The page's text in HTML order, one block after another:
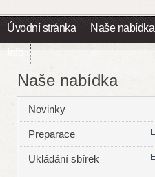
Úvodní stránka Naše nabídka
Info
Naše nabídka
Novinky
Preparace
Ukládání sbírek